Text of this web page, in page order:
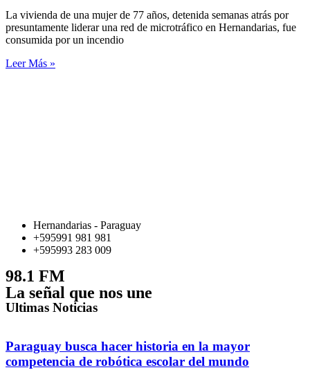
La vivienda de una mujer de 77 años, detenida semanas atrás por
presuntamente liderar una red de microtráfico en Hernandarias, fue
consumida por un incendio
Leer Más »
Hernandarias - Paraguay
+595991 981 981
+595993 283 009
98.1 FM
La señal que nos une
Ultimas Noticias
Paraguay busca hacer historia en la mayor
competencia de robótica escolar del mundo